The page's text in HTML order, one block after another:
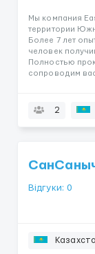
Мы компания
территории
Более 7 лет
человек
Полностью
сопроводим
2
Відгуки: 0